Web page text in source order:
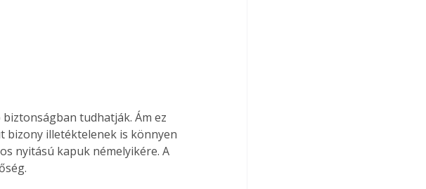
tudhatják. Ám ez
bizony illetéktelenek is könnyen
nyitású kapuk némelyikére. A